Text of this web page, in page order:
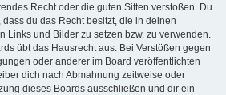
Recht oder die guten Sitten verstoßen. Du
du das Recht besitzt, die in deinen
Links und Bilder zu setzen bzw. zu verwenden.
übt das Hausrecht aus. Bei Verstößen gegen
oder anderer im Board veröffentlichten
dich nach Abmahnung zeitweise oder
dieses Boards ausschließen und dir ein